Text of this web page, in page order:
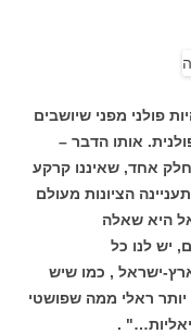
פולני מפני שיושבים
אותו הדבר –
אחד, שאיננו קרקע
הציונות מעולם
היא שאלה
יש לנו כל
ישראל , כמו שיש
ראלי ממה שפושטי
.